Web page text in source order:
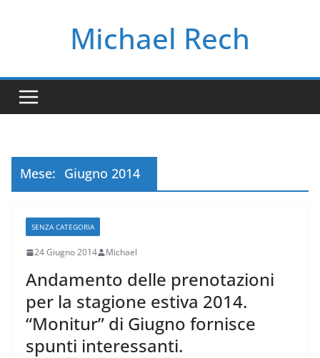
Michael Rech
Mese: Giugno 2014
SENZA CATEGORIA
24 Giugno 2014 Michael
Andamento delle prenotazioni
per la stagione estiva 2014.
“Monitur” di Giugno fornisce
spunti interessanti.